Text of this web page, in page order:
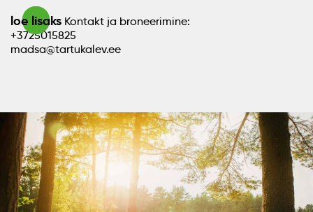
loe lisaks Kontakt ja broneerimine:
+3725015825
madsa@tartukalev.ee